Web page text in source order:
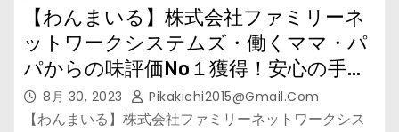
【わんまいる】株式会社ファミリーネ
ットワークシステムズ・働くママ・パ
パからの味評価No１獲得！安心の手作
り惣菜
8月 30, 2023 Pikakichi2015@gmail.com
【わんまいる】株式会社ファミリーネットワークシス